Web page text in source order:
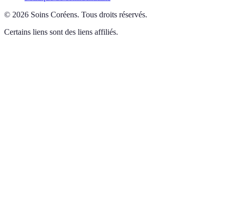
© 2026 Soins Coréens. Tous droits réservés.
Certains liens sont des liens affiliés.